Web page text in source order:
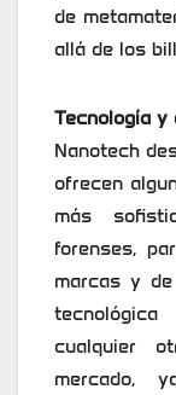
de
allá de los
Tecnología y
Nanotech
ofrecen
más
forenses,
marcas y
cualquier
mercado,